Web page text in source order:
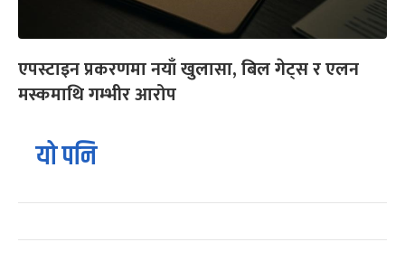
एपस्टाइन प्रकरणमा नयाँ खुलासा, बिल गेट्स र एलन
मस्कमाथि गम्भीर आरोप
यो पनि